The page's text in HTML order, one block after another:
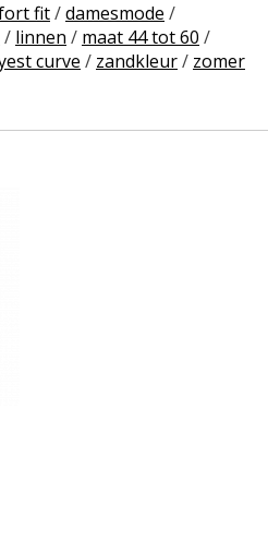
fit/damesmode /
/ linnen / maat 44 tot 60 /
curve / zandkleur/ zomer